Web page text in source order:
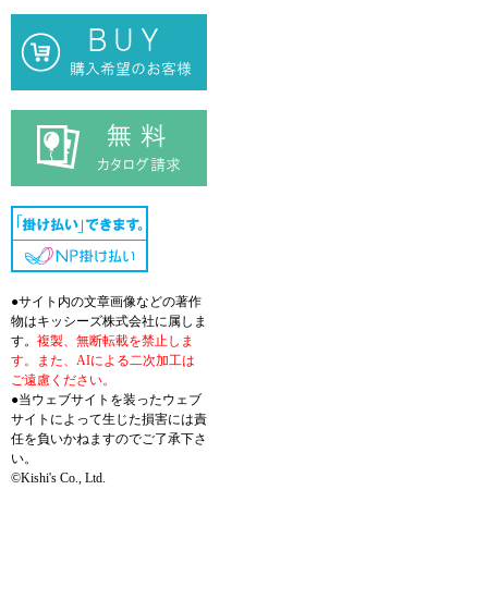
●サイト内の文章画像などの著作
物はキッシーズ株式会社に属しま
す。 複製、無断転載を禁止しま
す。また、AIによる二次加工は
ご遠慮ください。
●当ウェブサイトを装ったウェブ
サイトによって生じた損害には責
任を負いかねますのでご了承下さ
い。
©Kishi's Co., Ltd.